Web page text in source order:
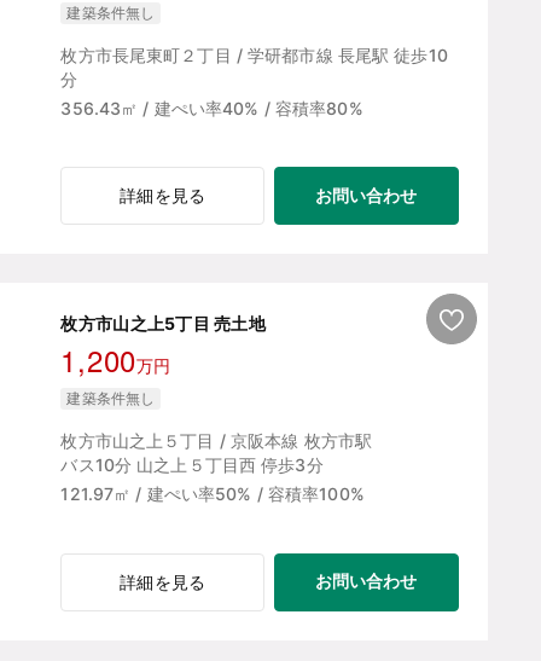
建築条件無し
枚方市長尾東町２丁目 / 学研都市線 長尾駅 徒歩10
分
356.43㎡ / 建ぺい率40% / 容積率80%
詳細を見る お問い合わせ
枚方市山之上5丁目 売土地
1,200万円
建築条件無し
枚方市山之上５丁目 / 京阪本線 枚方市駅
バス10分 山之上５丁目西 停歩3分
121.97㎡ / 建ぺい率50% / 容積率100%
詳細を見る お問い合わせ